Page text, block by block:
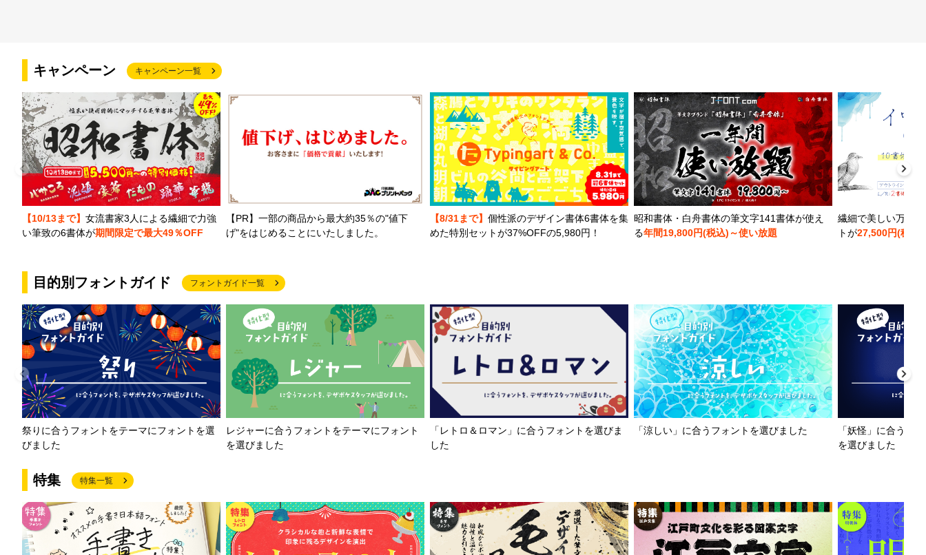
キャンペーン キャンペーン一覧
【10/13まで】 女流書家3人による繊細で力強
い筆致の6書体が期間限定で最大49％OFF
【PR】一部の商品から最大約35％の"値下
げ"をはじめることにいたしました。
【8/31まで】 個性派のデザイン書体6書体を集
めた特別セットが37%OFFの5,980円！
昭和書体・白舟書体の筆文字141書体が使え
る年間19,800円(税込)～使い放題
繊細で美しい万年
トが27,500円(税込)
目的別フォントガイド フォントガイド一覧
祭りに合うフォントをテーマにフォントを選
びました
レジャーに合うフォントをテーマにフォント
を選びました
「レトロ＆ロマン」に合うフォントを選びま
した
「涼しい」に合うフォントを選びました
「妖怪」に合うフ
を選びました
特集 特集一覧